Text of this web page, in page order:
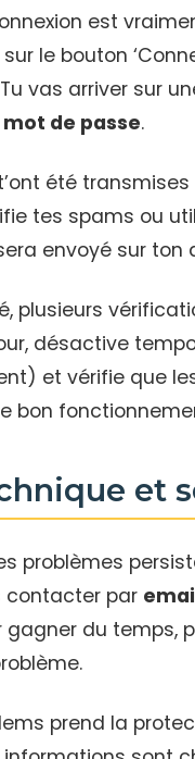
est
le bouton
vas arriver sur
de passe.
été
tes spams ou
envoyé sur ton
plusieurs
désactive
et vérifie que
bon
et
problèmes
contacter par
gagner du temps,
prend la